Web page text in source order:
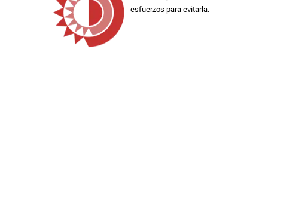
esfuerzos para evitarla.